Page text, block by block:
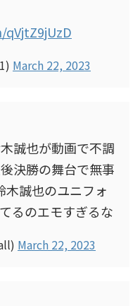
March 22, 2023
誠也が動画で不調
決勝の舞台で無事
木誠也のユニフォ
るのエモすぎるな
March 22, 2023